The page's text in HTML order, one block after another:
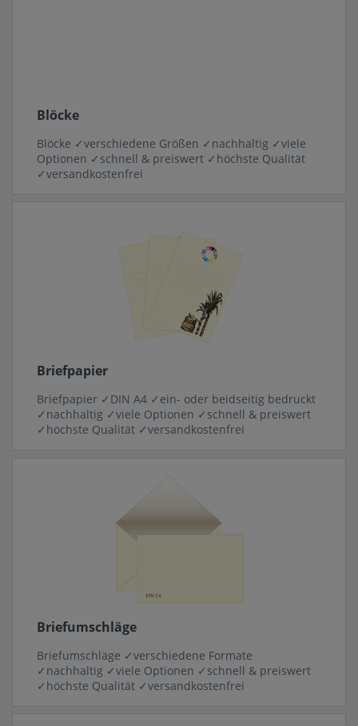
Blöcke
Blöcke ✓verschiedene Größen ✓nachhaltig ✓viele
Optionen ✓schnell & preiswert ✓höchste Qualität
✓versandkostenfrei
Briefpapier
Briefpapier ✓DIN A4 ✓ein- oder beidseitig bedruckt
✓nachhaltig ✓viele Optionen ✓schnell & preiswert
✓höchste Qualität ✓versandkostenfrei
Briefumschläge
Briefumschläge ✓verschiedene Formate
✓nachhaltig ✓viele Optionen ✓schnell & preiswert
✓höchste Qualität ✓versandkostenfrei